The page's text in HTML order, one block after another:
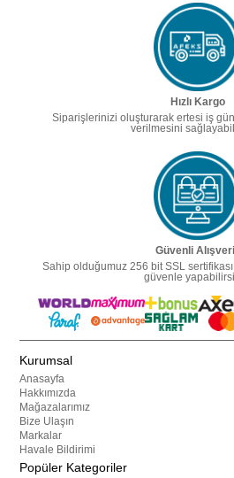
Hızlı Kargo
Siparişlerinizi oluşturarak ertesi iş
verilmesini
Güvenli
Sahip olduğumuz 256 bit SSL
güvenle
Kurumsal
Anasayfa
Hakkımızda
Mağazalarımız
Bize Ulaşın
Markalar
Havale Bildirimi
Popüler Kategoriler